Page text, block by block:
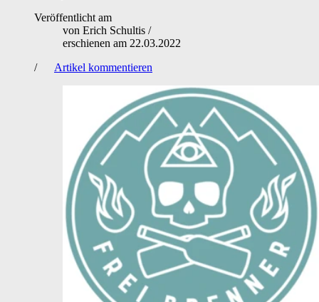
Veröffentlicht am
von Erich Schultis /
erschienen am 22.03.2022
/
Artikel kommentieren